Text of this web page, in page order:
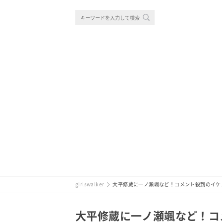
girlswalker 大平修蔵に一ノ瀬颯など！コメント殺到のイ
大平修蔵に一ノ瀬颯など！